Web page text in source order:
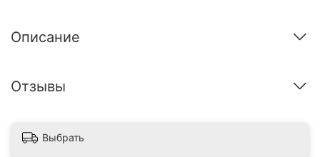
Описание
Отзывы
Выбрать